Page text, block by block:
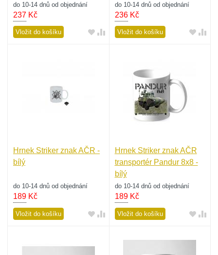
do 10-14 dnů od objednání
237 Kč
Vložit do košíku
do 10-14 dnů od objednání
236Kč
Vložit do košíku
Hrnek Striker znak AČR -
bílý
do 10-14 dnů od objednání
189 Kč
Vložit do košíku
Hrnek Striker znak AČR
transportér Pandur 8x8 -
bílý
do 10-14 dnů od objednání
189Kč
Vložit do košíku